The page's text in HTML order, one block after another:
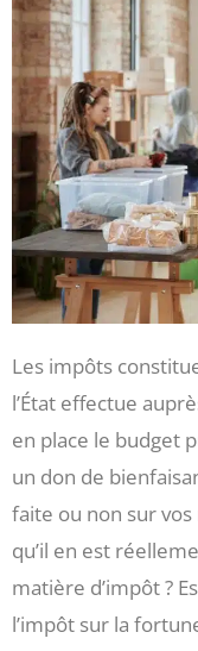
Les impôts
l’État effectue
en place le budget
un don de
faite ou non sur
qu’il en est
matière d’impôt ?
l’impôt sur la